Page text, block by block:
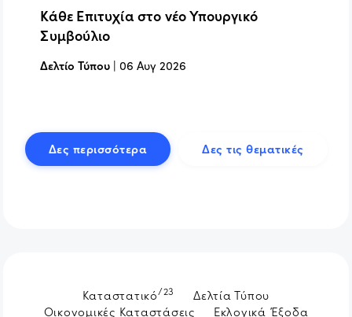
Κάθε Επιτυχία στο νέο Υπουργικό
Συμβούλιο
Δελτίο Τύπου |06 Αυγ 2026
Δες περισσότερα Δες τις θεματικές
Καταστατικό/23
Δελτία Τύπου
Οικονομικές Καταστάσεις
Εκλογικά Έξοδα